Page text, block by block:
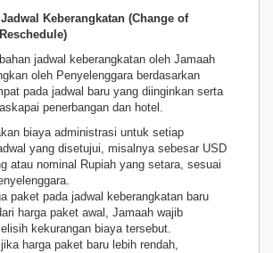
Keberangkatan (Change of
jadwal keberangkatan oleh Jamaah
oleh Penyelenggara berdasarkan
pada jadwal baru yang diinginkan serta
penerbangan dan hotel.
biaya administrasi untuk setiap
yang disetujui, misalnya sebesar USD
atau nominal Rupiah yang setara, sesuai
paket pada jadwal keberangkatan baru
harga paket awal, Jamaah wajib
kekurangan biaya tersebut.
harga paket baru lebih rendah,